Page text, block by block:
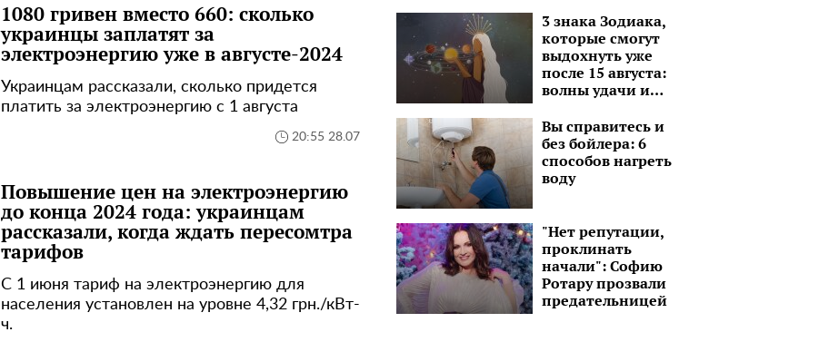
1080 гривен вместо 660: сколько
украинцы заплатят за
электроэнергию уже в августе-2024
Украинцам рассказали, сколько придется
платить за электроэнергию с 1 августа
20:55 28.07
Повышение цен на электроэнергию
до конца 2024 года: украинцам
рассказали, когда ждать пересомтра
тарифов
С 1 июня тариф на электроэнергию для
населения установлен на уровне 4,32 грн./кВт-
ч.
3 знака Зодиака,
которые смогут
выдохнуть уже
после 15 августа:
волны удачи и
Вы справитесь и
без бойлера: 6
способов нагреть
воду
"Нет репутации,
проклинать
начали": Софию
Ротару прозвали
предательницей